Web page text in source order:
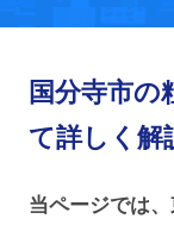
国分寺市の
て詳しく解
当ページでは